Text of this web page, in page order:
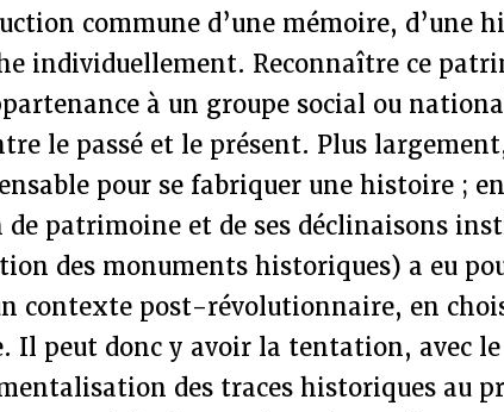
commune d’une mémoire, d’une
individuellement. Reconnaître ce
à un groupe social ou
le passé et le présent. Plus
pour se fabriquer une histoire ;
de patrimoine et de ses déclinaisons
des monuments historiques) a eu
contexte post-révolutionnaire, en
Il peut donc y avoir la tentation, avec
des traces historiques au